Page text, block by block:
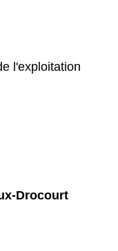
l'exploitation
Drocourt